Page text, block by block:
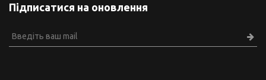
Підписатися на оновлення